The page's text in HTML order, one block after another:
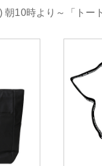
朝10時より～「トー